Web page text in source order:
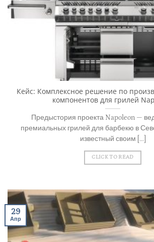
Кейс: Комплексное решение по
компонентов для грилей
Предыстория проекта Napoleon —
премиальных грилей для барбекю в
известный своим [...]
CLICK TO READ
29
Апр